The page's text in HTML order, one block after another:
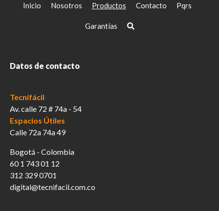
Inicio Nosotros Productos Contacto Pqrs
Garantías
Datos de contacto
Tecnifácil
Av. calle 72 # 74a - 54
Espacios Útiles
Calle 72a 74a 49
Bogotá - Colombia
60 1 743 01 12
312 329 0701
digital@tecnifacil.com.co